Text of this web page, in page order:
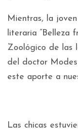
Mientras, la
literaria “Belleza
Zoológico de las
del doctor
este aporte a
Las chicas